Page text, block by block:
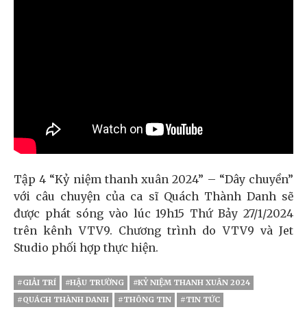
Tập 4 “Kỷ niệm thanh xuân 2024” – “Dây chuyền”
với câu chuyện của ca sĩ Quách Thành Danh sẽ
được phát sóng vào lúc 19h15 Thứ Bảy 27/1/2024
trên kênh VTV9. Chương trình do VTV9 và Jet
Studio phối hợp thực hiện.
#GIẢI TRÍ #HẬU TRƯỜNG
#KỶ NIỆM THANH XUÂN 2024
#QUÁCH THÀNH DANH
#THÔNG TIN #TIN TỨC